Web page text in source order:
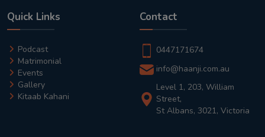
Quick Links
Podcast
Matrimonial
Events
Gallery
Kitaab Kahani
Contact
0447171674
info@haanji.com.au
Level 1, 203, William
Street,
St Albans, 3021, Victoria